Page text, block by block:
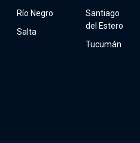
Río Negro
Salta
Santiago
del Estero
Tucumán